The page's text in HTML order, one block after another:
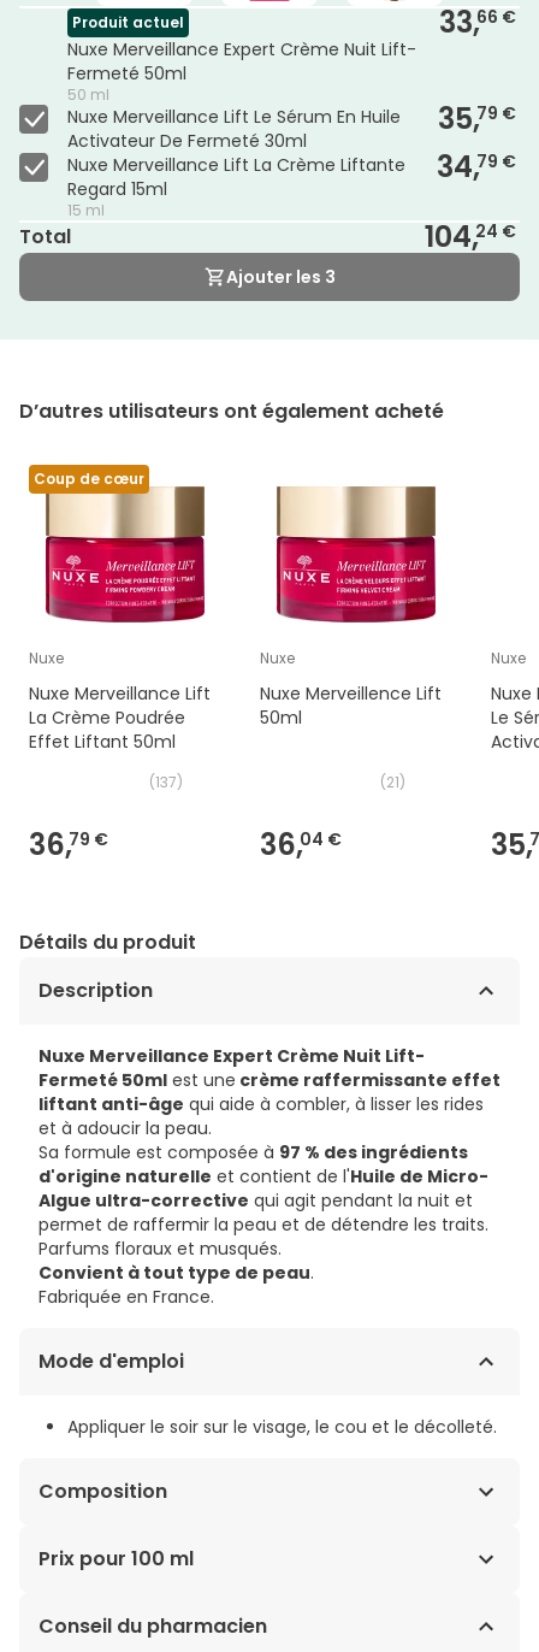
Produit actuel
Nuxe Merveillance Expert Crème Nuit Lift-
Fermeté 50ml
50 ml
33,66 €
Nuxe Merveillance Lift Le Sérum En Huile
Activateur De Fermeté 30ml
35,79 €
Nuxe Merveillance Lift La Crème Liftante
Regard 15ml
15 ml
34,79 €
Total 104,24 €
Ajouter les 3
D’autres utilisateurs ont également acheté
Coup de cœur
Nuxe
Nuxe Merveillance Lift
La Crème Poudrée
Effet Liftant 50ml
(137)
36,79 €
Nuxe
Nuxe Merveillence Lift
50ml
(21)
36,04 €
Nuxe
Nuxe
Le
35,
Détails du produit
Description
Nuxe Merveillance Expert Crème Nuit Lift-
Fermeté 50ml est une crème raffermissante effet
liftant anti-âge qui aide à combler, à lisser les rides
et à adoucir la peau.
Sa formule est composée à 97 % des ingrédients
d'origine naturelle et contient de l'Huile de Micro-
Algue ultra-corrective qui agit pendant la nuit et
permet de raffermir la peau et de détendre les traits.
Parfums floraux et musqués.
Convient à tout type de peau.
Fabriquée en France.
Mode d'emploi
Appliquer le soir sur le visage, le cou et le décolleté.
Composition
INGREDIENTS : AQUA/WATER, SQUALANE, DICAPRYLYL
BUTYROSPERMUM PARKII (SHEA) BUTTER,
Prix pour 100 ml
67,32€ / 100 ml
Conseil du pharmacien